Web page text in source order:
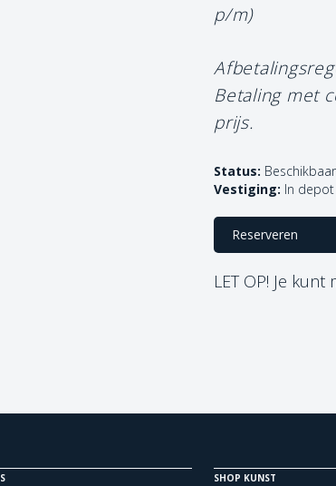
p/m)
Betaling met
prijs.
Status: Beschikbaar
Vestiging: In depot
Reserveren
LET OP! Je
SHOP KUNST